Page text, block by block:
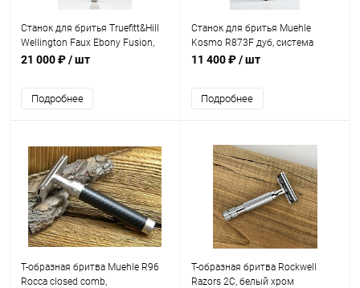
Станок для бритья Truefitt&Hill
Wellington Faux Ebony Fusion,
черный
21 000 ₽/ шт
Подробнее
Станок для бритья Muehle
Kosmo R873F дуб, система
Fusion
11 400 ₽/ шт
Подробнее
Т-образная бритва Muehle R96
Rocca closed comb,
Т-образная бритва Rockwell
Razors 2C, белый хром